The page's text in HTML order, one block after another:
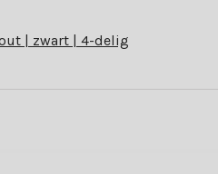
| zwart | 4-delig